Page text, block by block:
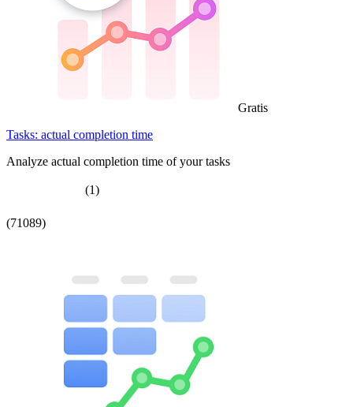
Gratis
Tasks: actual completion time
Analyze actual completion time of your tasks
(1)
(71089)